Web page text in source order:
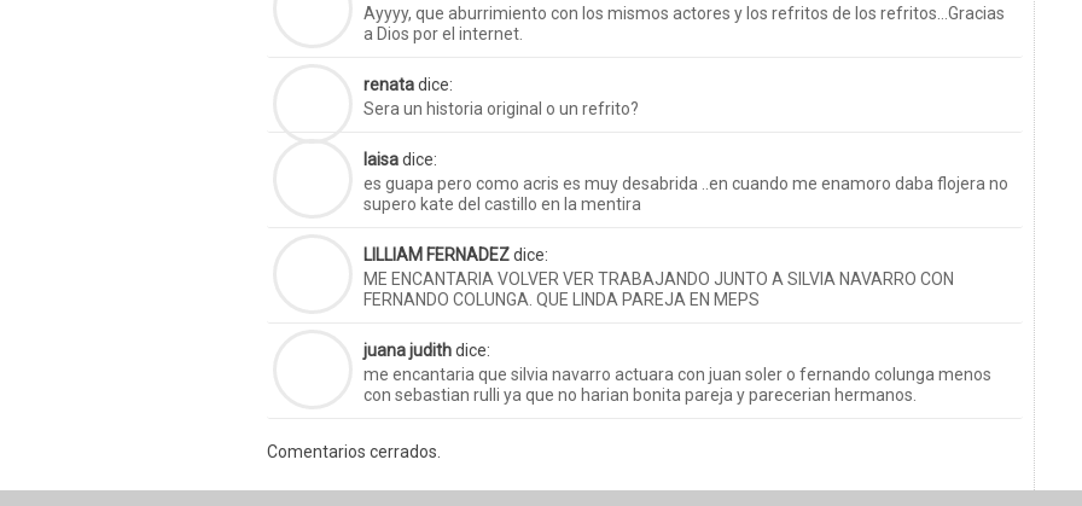
Ayyyy, que aburrimiento con los mismos actores y los refritos de los refritos…Gracias
a Dios por el internet.
renatadice:
Sera un historia original o un refrito?
laisadice:
es guapa pero como acris es muy desabrida ..en cuando me enamoro daba flojera no
supero kate del castillo en la mentira
LILLIAM FERNADEZdice:
ME ENCANTARIA VOLVER VER TRABAJANDO JUNTO A SILVIA NAVARRO CON
FERNANDO COLUNGA. QUE LINDA PAREJA EN MEPS
juana judithdice:
me encantaria que silvia navarro actuara con juan soler o fernando colunga menos
con sebastian rulli ya que no harian bonita pareja y parecerian hermanos.
Comentarios cerrados.